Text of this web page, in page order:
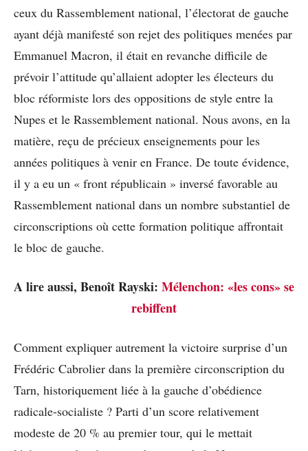
ceux du Rassemblement national, l’électorat de gauche
ayant déjà manifesté son rejet des politiques menées par
Emmanuel Macron, il était en revanche difficile de
prévoir l’attitude qu’allaient adopter les électeurs du
bloc réformiste lors des oppositions de style entre la
Nupes et le Rassemblement national. Nous avons, en la
matière, reçu de précieux enseignements pour les
années politiques à venir en France. De toute évidence,
il y a eu un « front républicain » inversé favorable au
Rassemblement national dans un nombre substantiel de
circonscriptions où cette formation politique affrontait
le bloc de gauche.
A lire aussi, Benoît Rayski: Mélenchon: «les cons» se
rebiffent
Comment expliquer autrement la victoire surprise d’un
Frédéric Cabrolier dans la première circonscription du
Tarn, historiquement liée à la gauche d’obédience
radicale-socialiste ? Parti d’un score relativement
modeste de 20 % au premier tour, qui le mettait